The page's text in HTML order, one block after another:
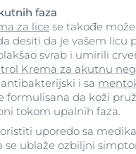
faza
za lice se takođe
desiti da je vašem licu
svrab i umirili
Krema za akutnu
i sa
formulisana da koži
tokom upalnih faza.
uporedo sa
ublaže ozbiljni